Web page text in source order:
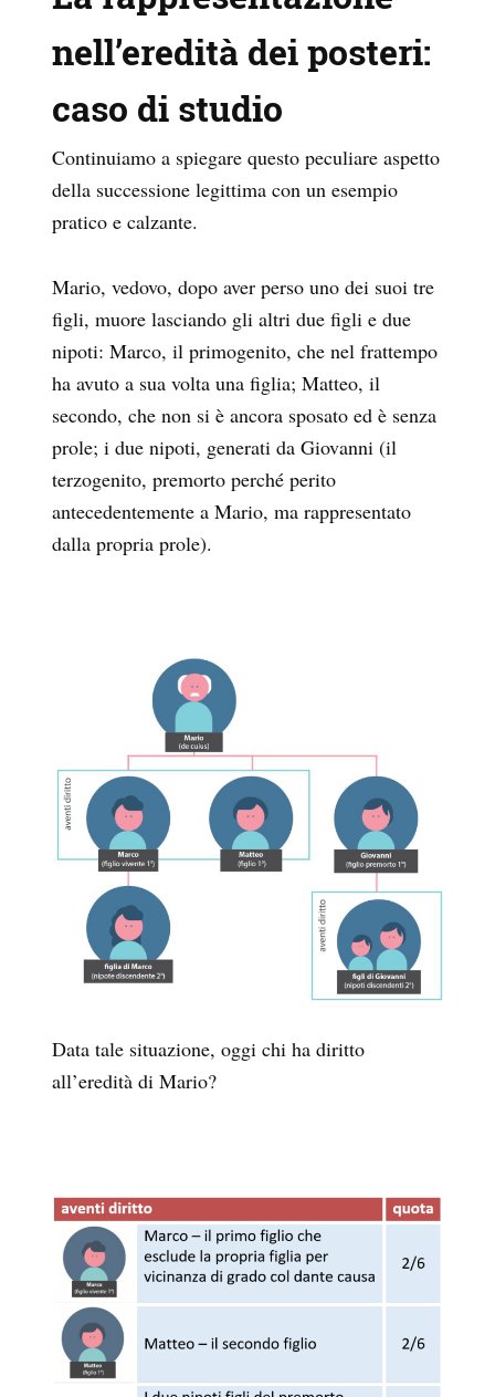
nell’eredità dei posteri:
caso di studio
Continuiamo a spiegare questo peculiare aspetto
della successione legittima con un esempio
pratico e calzante.
Mario, vedovo, dopo aver perso uno dei suoi tre
figli, muore lasciando gli altri due figli e due
nipoti: Marco, il primogenito, che nel frattempo
ha avuto a sua volta una figlia; Matteo, il
secondo, che non si è ancora sposato ed è senza
prole; i due nipoti, generati da Giovanni (il
terzogenito, premorto perché perito
antecedentemente a Mario, ma rappresentato
dalla propria prole).
Data tale situazione, oggi chi ha diritto
all’eredità di Mario?